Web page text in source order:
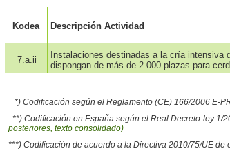
Kodea Descripción Actividad
7.a.ii
Instalaciones destinadas a la cría intensiva
dispongan de más de 2.000 plazas para
*) Codificación según el Reglamento (CE) 166/2006 E-
**) Codificación en España según el Real Decreto-ley 1/
posteriores, texto consolidado)
***) Codificación de acuerdo a la Directiva 2010/75/UE de